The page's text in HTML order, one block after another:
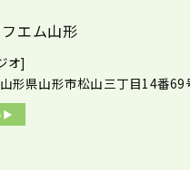
エム山形
オ]
山形県山形市松山三丁目14番69
▶︎